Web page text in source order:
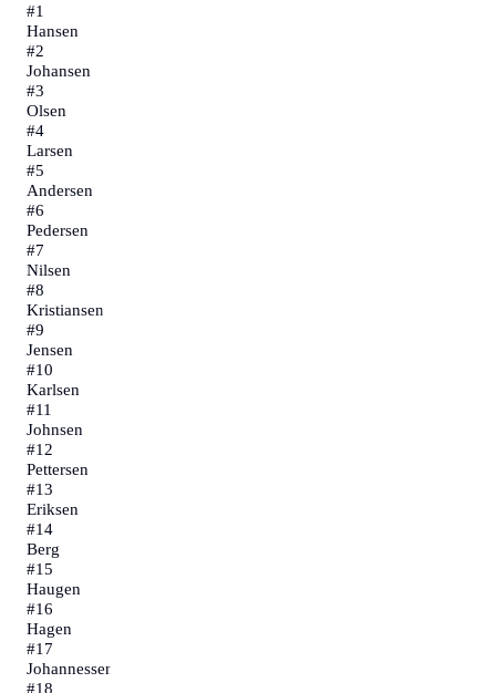
#1
Hansen
#2
Johansen
#3
Olsen
#4
Larsen
#5
Andersen
#6
Pedersen
#7
Nilsen
#8
Kristiansen
#9
Jensen
#10
Karlsen
#11
Johnsen
#12
Pettersen
#13
Eriksen
#14
Berg
#15
Haugen
#16
Hagen
#17
Johannessen
#18